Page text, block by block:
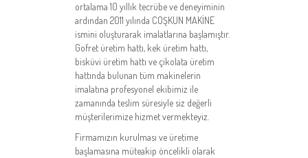
ortalama 10 yıllık tecrübe ve deneyiminin
ardından 2011 yılında COŞKUN MAKİNE
ismini oluşturarak imalatlarına başlamıştır.
Gofret üretim hattı, kek üretim hattı,
bisküvi üretim hattı ve çikolata üretim
hattında bulunan tüm makinelerin
imalatına profesyonel ekibimiz ile
zamanında teslim süresiyle siz değerli
müşterilerimize hizmet vermekteyiz.
Firmamızın kurulması ve üretime
başlamasına müteakip öncelikli olarak